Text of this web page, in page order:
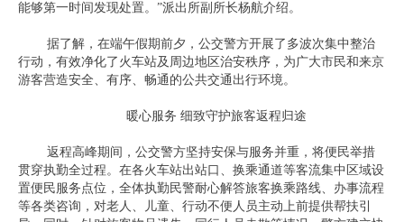
能够第一时间发现处置。”派出所副所长杨航介绍。
据了解，在端午假期前夕，公交警方开展了多波次集中整治
行动，有效净化了火车站及周边地区治安秩序，为广大市民和来京
游客营造安全、有序、畅通的公共交通出行环境。
暖心服务 细致守护旅客返程归途
返程高峰期间，公交警方坚持安保与服务并重，将便民举措
贯穿执勤全过程。在各火车站出站口、换乘通道等客流集中区域设
置便民服务点位，全体执勤民警耐心解答旅客换乘路线、办事流程
等各类咨询，对老人、儿童、行动不便人员主动上前提供帮扶引